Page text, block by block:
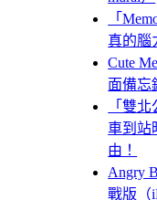
「
真的腦
Cute
面備忘
「雙
車到站
由！
Angry
戰版（